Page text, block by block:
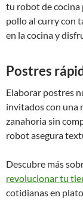
tu robot de
pollo al curry con
en la cocina y
Postres
Elaborar postres
invitados con una
zanahoria sin
robot asegura
Descubre más
revolucionar tu
cotidianas en